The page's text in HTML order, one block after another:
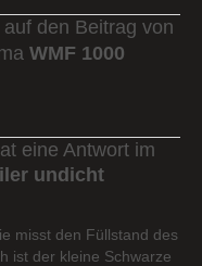
auf den Beitrag von
WMF 1000
eine Antwort im
undicht
misst den Füllstand des
ist der kleine Schwarze